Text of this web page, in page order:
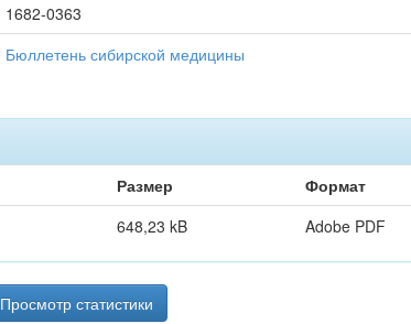
1682-0363
Бюллетень сибирской медицины
Размер
Формат
648,23 kB Adobe PDF
Просмотр статистики